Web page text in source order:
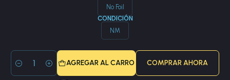
No Foil
CONDICIÓN
NM
Cantidad
AGREGAR AL CARRO COMPRAR AHORA